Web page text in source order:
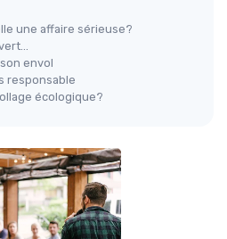
une affaire sérieuse?
envol
responsable
écologique?